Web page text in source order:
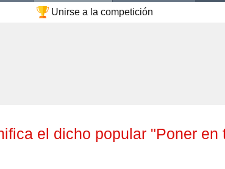
Unirse a la competición
el dicho popular "Poner